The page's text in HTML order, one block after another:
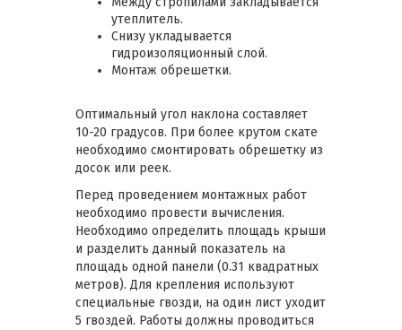
утеплитель.
Снизу укладывается
гидроизоляционный слой.
Монтаж обрешетки.
Оптимальный угол наклона составляет
10-20 градусов. При более крутом скате
необходимо смонтировать обрешетку из
досок или реек.
Перед проведением монтажных работ
необходимо провести вычисления.
Необходимо определить площадь крыши
и разделить данный показатель на
площадь одной панели (0.31 квадратных
метров). Для крепления используют
специальные гвозди, на один лист уходит
5 гвоздей. Работы должны проводиться